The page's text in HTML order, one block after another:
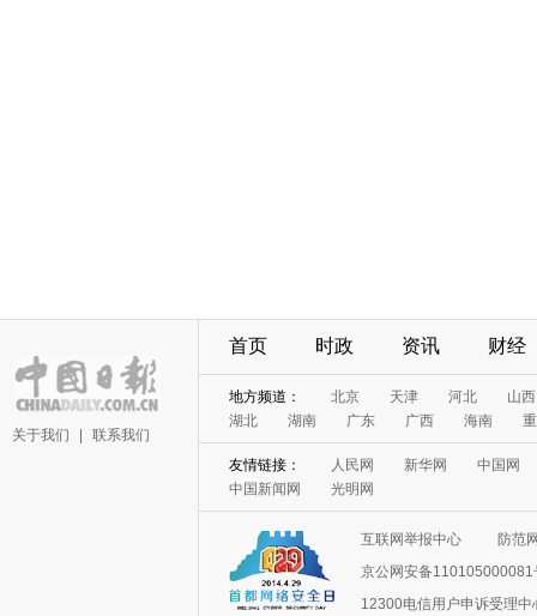
关于我们 联系我们
首页 时政 资讯 财经
地方频道： 北京 天津 河北
山西
湖北
湖南 广东 广西 海南
友情链接： 人民网 新华网
中国网
中国新闻网
光明网
互联网举报中心
防范
京公网安备110105000081
12300电信用户申诉受理中